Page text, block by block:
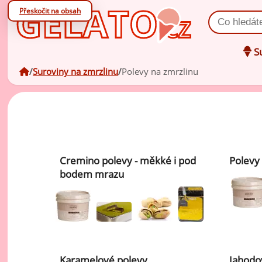
Přeskočit na obsah
úvodní stránka
Suroviny na zmrzlinu Polevy na zmrzlinu
Vyhledat
Cremino polevy - měkké i pod
bodem mrazu